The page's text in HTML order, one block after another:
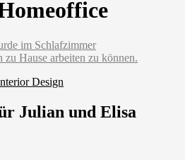
Design
Julian und Elisa